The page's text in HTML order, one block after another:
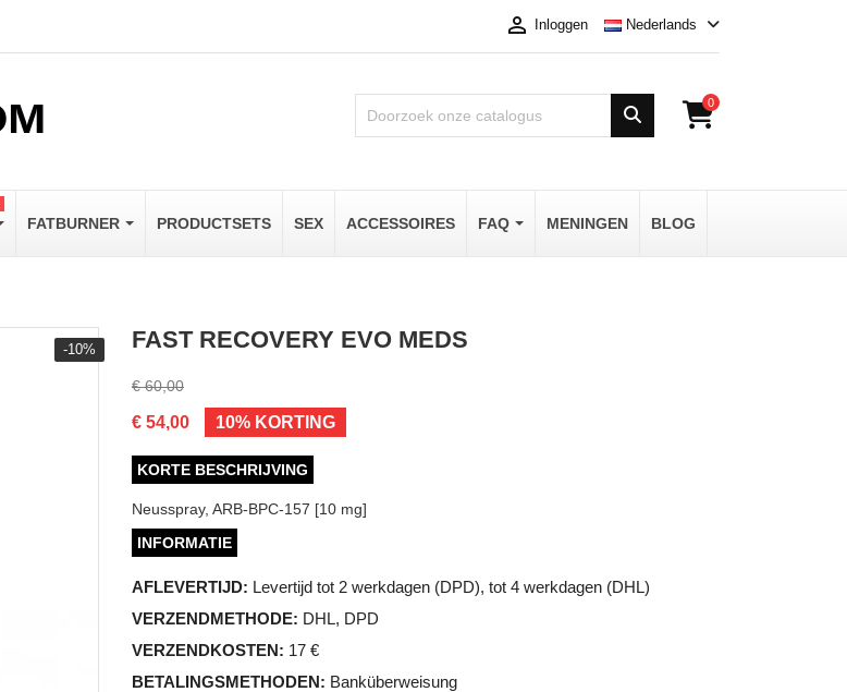
 Inloggen Nederlands
0
FATBURNER PRODUCTSETS SEX ACCESSOIRES FAQ MENINGEN BLOG
-10% FAST RECOVERY EVO MEDS
€ 60,00
€ 54,00 10% KORTING
KORTE BESCHRIJVING
Neusspray, ARB-BPC-157 [10 mg]
INFORMATIE
AFLEVERTIJD: Levertijd tot 2 werkdagen (DPD), tot 4 werkdagen (DHL)
VERZENDMETHODE: DHL, DPD
VERZENDKOSTEN: 17 €
BETALINGSMETHODEN: Banküberweisung